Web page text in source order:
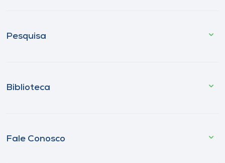
Pesquisa
Biblioteca
Fale Conosco